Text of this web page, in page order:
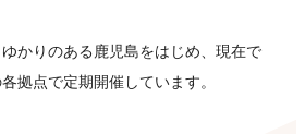
かりのある鹿児島をはじめ、現在で
拠点で定期開催しています。